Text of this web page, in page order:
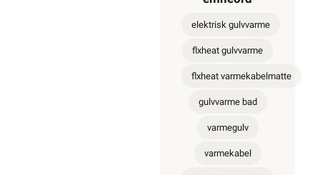
elektrisk gulvvarme
flxheat gulvvarme
flxheat varmekabelmatte
gulvvarme bad
varmegulv
varmekabel